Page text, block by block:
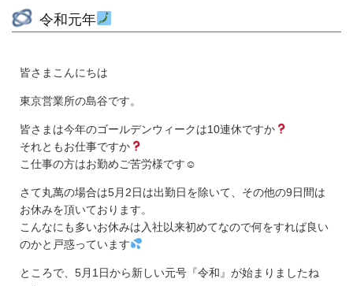
令和元年
皆さまこんにちは
東京営業所の島谷です。
皆さまは今年のゴールデンウィークは10連休ですか
それともお仕事ですか
こ仕事の方はお勤めご苦労様です☺
さて丸萬の場合は5月2日は出勤日を除いて、その他の9日間は
お休みを頂いております。
こんなにも多いお休みは入社以来初めてなので何をすれば良い
のかと戸惑っています
ところで、5月1日から新しい元号『令和』が始まりましたね